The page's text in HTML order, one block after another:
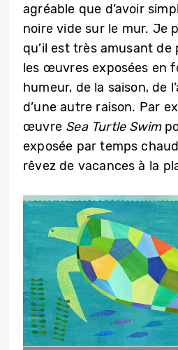
agréable que d’avoir
noire vide sur le mur. Je
qu’il est très amusant
les œuvres exposées en
humeur, de la saison, de
d’une autre raison. Par
œuvre Sea Turtle Swim
exposée par temps
rêvez de vacances à la